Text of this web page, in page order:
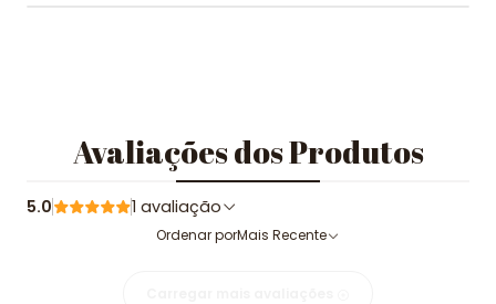
Avaliações dos Produtos
5.0 1 avaliação
Ordenar porMais Recente